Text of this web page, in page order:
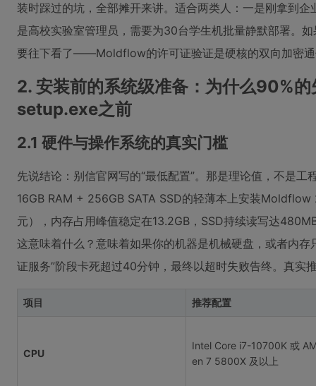
装时踩过的坑，全部摊开来讲。适合两类人：一是刚拿到
是高校实验室管理员，需要为30台学生机批量静默部署。
要往下看了——Moldflow的许可证验证是硬核的双向加密
2. 安装前的系统级准备：为什么90%
setup.exe之前
2.1 硬件与操作系统的真实门槛
先说结论：别信官网写的“最低配置”。那是理论值，不是
16GB RAM + 256GB SATA SSD的轻薄本上安装
元），内存占用峰值稳定在13.2GB，SSD持续读写达
这意味着什么？意味着如果你的机器是机械硬盘，或者内
证服务”阶段卡死超过40分钟，最终以超时失败告终。真实
项目 推荐配置
CPU
Intel Core i7-10700K 或
en 7 5800X 及以上